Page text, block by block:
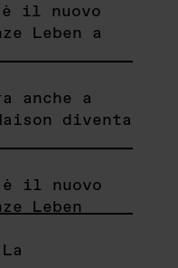
il nuovo
Leben a
anche a
diventa
il nuovo
Leben